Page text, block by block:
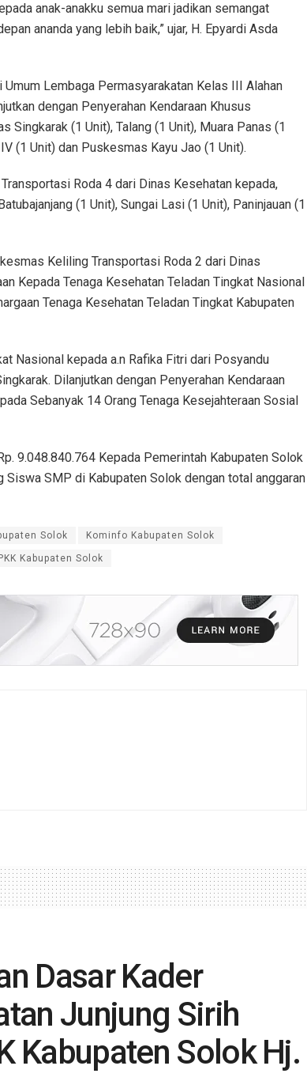
anak-anakku semua mari jadikan semangat
ananda yang lebih baik,” ujar, H. Epyardi Asda
Lembaga Permasyarakatan Kelas III Alahan
dengan Penyerahan Kendaraan Khusus
(1 Unit), Talang (1 Unit), Muara Panas (1
(1 Unit) dan Puskesmas Kayu Jao (1 Unit).
Roda 4 dari Dinas Kesehatan kepada,
(1 Unit), Sungai Lasi (1 Unit), Paninjauan (1
Keliling Transportasi Roda 2 dari Dinas
Kepada Tenaga Kesehatan Teladan Tingkat Nasional
Tenaga Kesehatan Teladan Tingkat Kabupaten
Nasional kepada a.n Rafika Fitri dari Posyandu
Dilanjutkan dengan Penyerahan Kendaraan
Sebanyak 14 Orang Tenaga Kesejahteraan Sosial
9.048.840.764 Kepada Pemerintah Kabupaten Solok
SMP di Kabupaten Solok dengan total anggaran
Solok Kominfo Kabupaten Solok
Kabupaten Solok
Dasar Kader
Junjung Sirih
Kabupaten Solok Hj.